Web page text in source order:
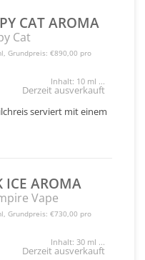
CAT AROMA
Cat
Grundpreis: €890,00 pro
Inhalt: 10 ml ...
Derzeit ausverkauft
serviert mit einem
ICE AROMA
Vape
Grundpreis: €730,00 pro
Inhalt: 30 ml ...
Derzeit ausverkauft